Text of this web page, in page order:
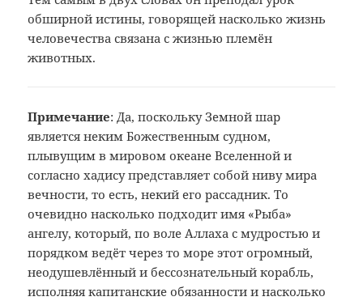
обширной истины, говорящей насколько жизнь
человечества связана с жизнью племён
животных.
Примечание:Да, поскольку Земной шар
является некимБожественным судном,
плывущим в мировомокеане Вселенной и
согласно хадисупредставляет собой ниву мира
вечности,то есть, некий его рассадник. То
очевиднонасколько подходит имя «Рыба»
ангелу,который, по воле Аллаха с мудростью и
порядком ведёт через то море этотогромный,
неодушевлённый и бессознательныйкорабль,
исполняя капитанские обязанностии насколько